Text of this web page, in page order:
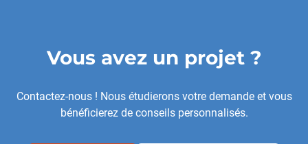
avec une efficacité optimale. Que vous exerciez en
éclairé, l'accès à des produits de qualité supérieure,
associé à une expertise technique approfondie,
Vous avez un projet ?
Contactez-nous ! Nous étudierons votre demande et vous
bénéficierez de conseils personnalisés.